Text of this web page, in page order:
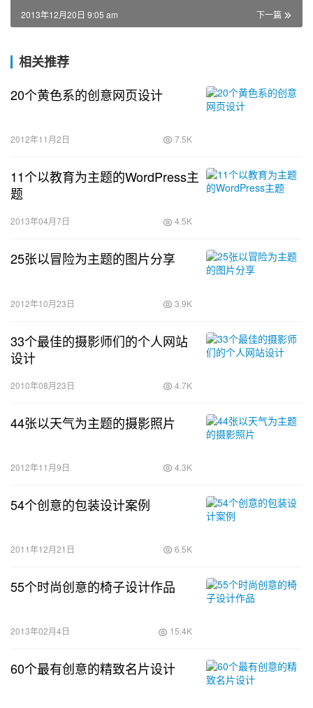
下一篇
2013年12月20日 9:05 am
相关推荐
20个黄色系的创意网页设计
2012年11月2日 7.5K
11个以教育为主题的WordPress主
题
2013年04月7日 4.5K
25张以冒险为主题的图片分享
2012年10月23日 3.9K
33个最佳的摄影师们的个人网站
设计
2010年08月23日 4.7K
44张以天气为主题的摄影照片
2012年11月9日 4.3K
54个创意的包装设计案例
2011年12月21日 6.5K
55个时尚创意的椅子设计作品
2013年02月4日 15.4K
60个最有创意的精致名片设计